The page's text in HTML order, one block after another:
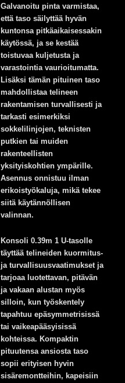
Galvanoitu pinta varmistaa,
että taso säilyttää hyvän
kuntonsa pitkäaikaisessakin
käytössä, ja se kestää
toistuvaa kuljetusta ja
varastointia vaurioitumatta.
Lisäksi tämän pituinen taso
mahdollistaa telineen
rakentamisen turvallisesti ja
tarkasti esimerkiksi
sokkelilinjojen, teknisten
putkien tai muiden
rakenteellisten
yksityiskohtien ympärille.
Asennus onnistuu ilman
erikoistyökaluja, mikä tekee
siitä käytännöllisen
valinnan.
Konsoli 0.39m 1 U-tasolle
täyttää telineiden kuormitus-
ja turvallisuusvaatimukset ja
tarjoaa luotettavan, pitävän
ja vakaan alustan myös
silloin, kun työskentely
tapahtuu epäsymmetrisissä
tai vaikeapääsyisissä
kohteissa. Kompaktin
pituutensa ansiosta taso
sopii erityisen hyvin
sisäremontteihin, kapeisiin